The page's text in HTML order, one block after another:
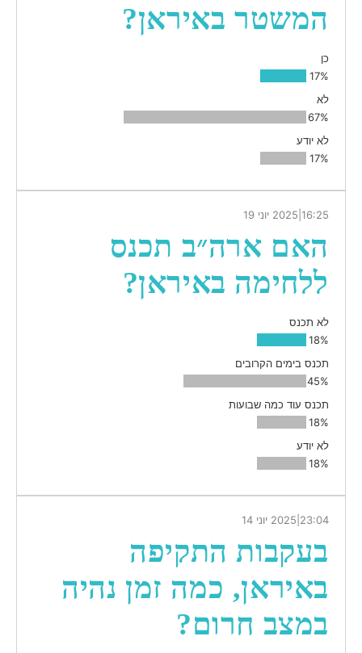
המשטר באיראן?
כן
17%
לא
67%
לא יודע
17%
2025 יוני 19 16:25
האם ארה״ב תכנס
ללחימה באיראן?
לא תכנס
18%
תכנס בימים הקרובים
45%
תכנס עוד כמה שבועות
18%
לא יודע
18%
2025 יוני 14 23:04
בעקבות התקיפה
באיראן, כמה זמן נהיה
במצב חרום?